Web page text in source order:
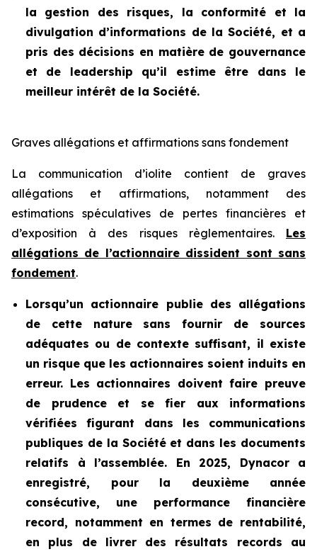
la gestion des risques, la conformité et la
divulgation d’informations de la Société, et a
pris des décisions en matière de gouvernance
et de leadership qu’il estime être dans le
meilleur intérêt de la Société.
Graves allégations et affirmations sans fondement
La communication d’iolite contient de graves
allégations et affirmations, notamment des
estimations spéculatives de pertes financières et
d’exposition à des risques règlementaires. Les
allégations de l’actionnaire dissident sont sans
fondement.
Lorsqu’un actionnaire publie des allégations
de cette nature sans fournir de sources
adéquates ou de contexte suffisant, il existe
un risque que les actionnaires soient induits en
erreur. Les actionnaires doivent faire preuve
de prudence et se fier aux informations
vérifiées figurant dans les communications
publiques de la Société et dans les documents
relatifs à l’assemblée. En 2025, Dynacor a
enregistré, pour la deuxième année
consécutive, une performance financière
record, notamment en termes de rentabilité,
en plus de livrer des résultats records au